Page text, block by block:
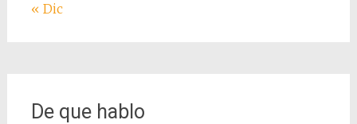
« Dic
De que hablo